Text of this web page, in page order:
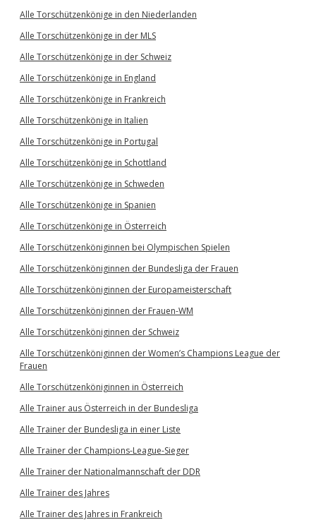
Alle Torschützenkönige in den Niederlanden
Alle Torschützenkönige in der MLS
Alle Torschützenkönige in der Schweiz
Alle Torschützenkönige in England
Alle Torschützenkönige in Frankreich
Alle Torschützenkönige in Italien
Alle Torschützenkönige in Portugal
Alle Torschützenkönige in Schottland
Alle Torschützenkönige in Schweden
Alle Torschützenkönige in Spanien
Alle Torschützenkönige in Österreich
Alle Torschützenköniginnen bei Olympischen Spielen
Alle Torschützenköniginnen der Bundesliga der Frauen
Alle Torschützenköniginnen der Europameisterschaft
Alle Torschützenköniginnen der Frauen-WM
Alle Torschützenköniginnen der Schweiz
Alle Torschützenköniginnen der Women’s Champions League der
Frauen
Alle Torschützenköniginnen in Österreich
Alle Trainer aus Österreich in der Bundesliga
Alle Trainer der Bundesliga in einer Liste
Alle Trainer der Champions-League-Sieger
Alle Trainer der Nationalmannschaft der DDR
Alle Trainer des Jahres
Alle Trainer des Jahres in Frankreich